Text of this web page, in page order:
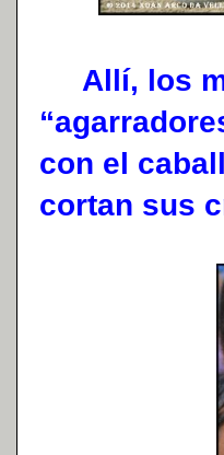
Allí, los
con el
cortan sus